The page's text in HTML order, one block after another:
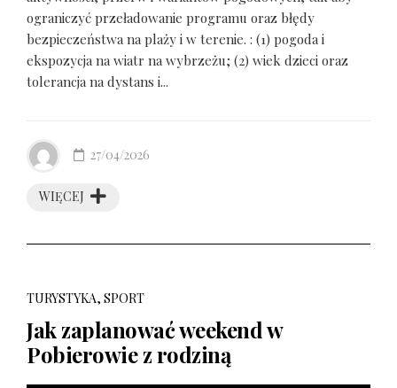
ograniczyć przeładowanie programu oraz błędy
bezpieczeństwa na plaży i w terenie. : (1) pogoda i
ekspozycja na wiatr na wybrzeżu; (2) wiek dzieci oraz
tolerancja na dystans i...
WIĘCEJ
27/04/2026
TURYSTYKA, SPORT
Jak zaplanować weekend w
Pobierowie z rodziną